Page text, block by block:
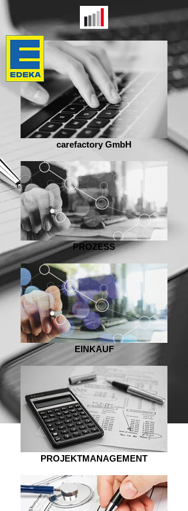
carefactory GmbH
PROZESS
EINKAUF
PROJEKTMANAGEMENT